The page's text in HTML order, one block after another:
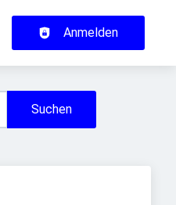
Anmelden
Suchen